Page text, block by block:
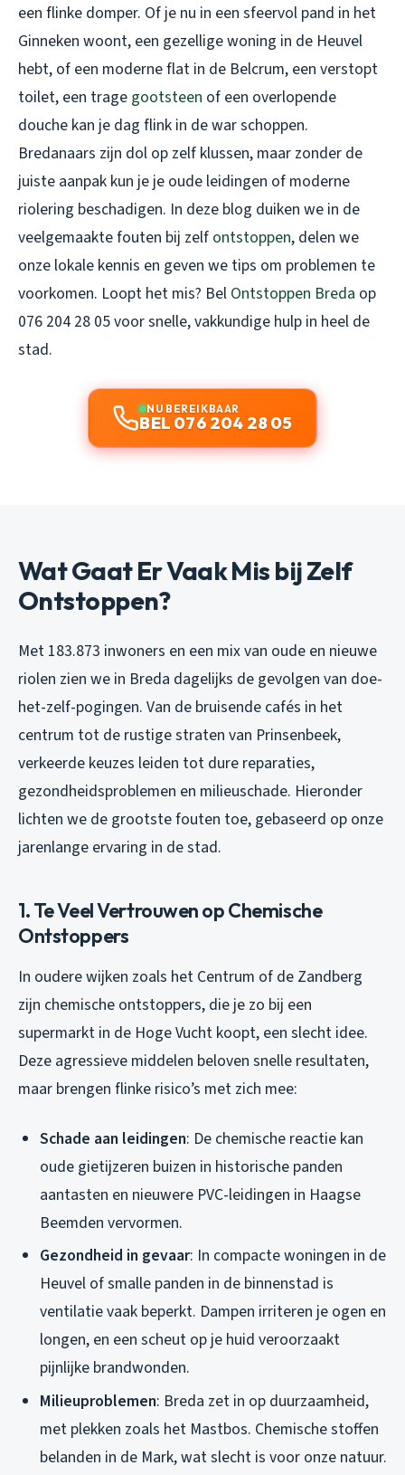
een flinke domper. Of je nu in een sfeervol pand in het
Ginneken woont, een gezellige woning in de Heuvel
hebt, of een moderne flat in de Belcrum, een verstopt
toilet, een trage gootsteen of een overlopende
douche kan je dag flink in de war schoppen.
Bredanaars zijn dol op zelf klussen, maar zonder de
juiste aanpak kun je je oude leidingen of moderne
riolering beschadigen. In deze blog duiken we in de
veelgemaakte fouten bij zelf ontstoppen, delen we
onze lokale kennis en geven we tips om problemen te
voorkomen. Loopt het mis? Bel Ontstoppen Breda op
076 204 28 05 voor snelle, vakkundige hulp in heel de
stad.
NU BEREIKBAAR
BEL 076 204 28 05
Wat Gaat Er Vaak Mis bij Zelf
Ontstoppen?
Met 183.873 inwoners en een mix van oude en nieuwe
riolen zien we in Breda dagelijks de gevolgen van doe-
het-zelf-pogingen. Van de bruisende cafés in het
centrum tot de rustige straten van Prinsenbeek,
verkeerde keuzes leiden tot dure reparaties,
gezondheidsproblemen en milieuschade. Hieronder
lichten we de grootste fouten toe, gebaseerd op onze
jarenlange ervaring in de stad.
1. Te Veel Vertrouwen op Chemische
Ontstoppers
In oudere wijken zoals het Centrum of de Zandberg
zijn chemische ontstoppers, die je zo bij een
supermarkt in de Hoge Vucht koopt, een slecht idee.
Deze agressieve middelen beloven snelle resultaten,
maar brengen flinke risico’s met zich mee:
Schade aan leidingen: De chemische reactie kan
oude gietijzeren buizen in historische panden
aantasten en nieuwere PVC-leidingen in Haagse
Beemden vervormen.
Gezondheid in gevaar: In compacte woningen in de
Heuvel of smalle panden in de binnenstad is
ventilatie vaak beperkt. Dampen irriteren je ogen en
longen, en een scheut op je huid veroorzaakt
pijnlijke brandwonden.
Milieuproblemen: Breda zet in op duurzaamheid,
met plekken zoals het Mastbos. Chemische stoffen
belanden in de Mark, wat slecht is voor onze natuur.